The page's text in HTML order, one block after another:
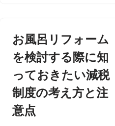
お風呂リフォーム
を検討する際に知
っておきたい減税
制度の考え方と注
意点